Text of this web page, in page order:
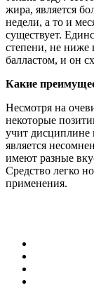
жира, является
недели, а то и
существует.
степени, не ниже
балластом, и он
Какие
Несмотря на
некоторые
учит
является
имеют разные
Средство легко
применения.